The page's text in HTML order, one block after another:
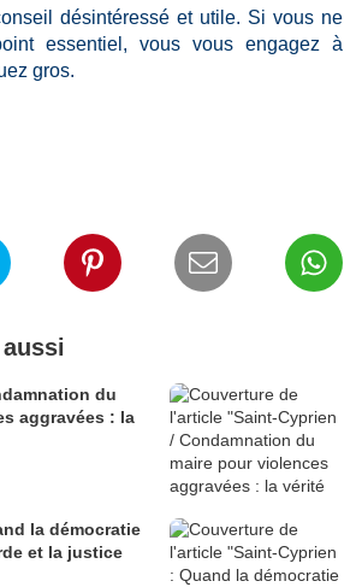
désintéressé et utile. Si vous ne
essentiel, vous vous engagez à
gros.
du
aggravées : la
la démocratie
et la justice